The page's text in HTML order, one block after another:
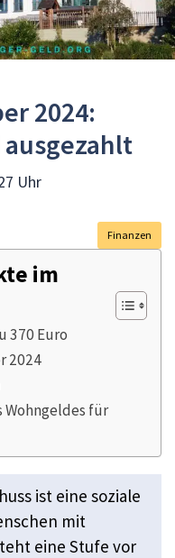
2024:
Uhr
Finanzen
im
370 Euro
2024
Wohngeldes für
ist eine soziale
mit
eine Stufe vor